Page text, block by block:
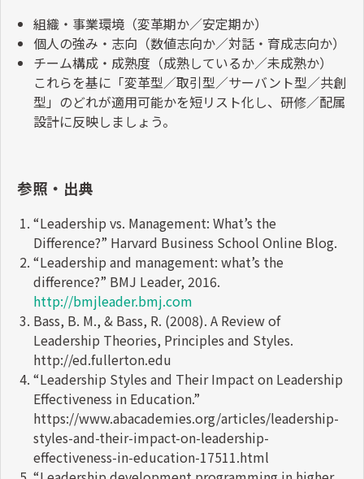
組織・事業環境（変革期か／安定期か）
個人の強み・志向（数値志向か／対話・育成志向か）
チーム構成・成熟度（成熟しているか／未成熟か）
これらを基に「変革型／取引型／サーバント型／共創
型」のどれが適用可能かを短リスト化し、研修／配属
設計に反映しましょう。
参照・出典
“Leadership vs. Management: What’s the
Difference?” Harvard Business School Online Blog.
“Leadership and management: what’s the
difference?” BMJ Leader, 2016.
http://bmjleader.bmj.com
Bass, B. M., & Bass, R. (2008). A Review of
Leadership Theories, Principles and Styles.
http://ed.fullerton.edu
“Leadership Styles and Their Impact on Leadership
Effectiveness in Education.”
https://www.abacademies.org/articles/leadership-
styles-and-their-impact-on-leadership-
effectiveness-in-education-17511.html